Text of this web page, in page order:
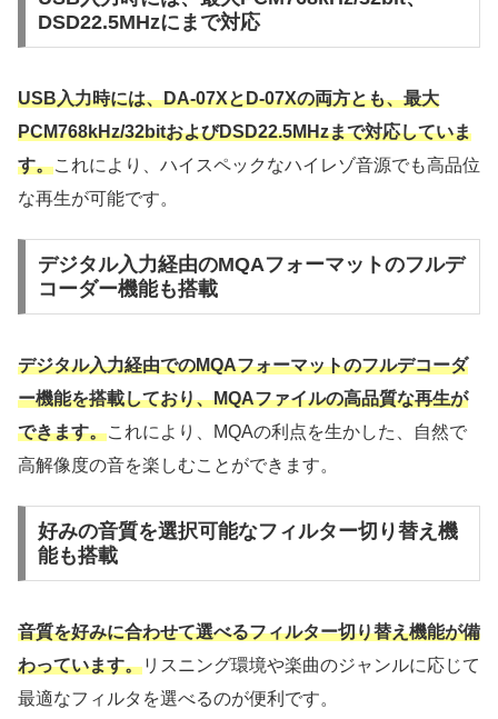
DSD22.5MHzにまで対応
USB入力時には、DA-07XとD-07Xの両方とも、最大
PCM768kHz/32bitおよびDSD22.5MHzまで対応していま
す。これにより、ハイスペックなハイレゾ音源でも高品位
な再生が可能です。
デジタル入力経由のMQAフォーマットのフルデ
コーダー機能も搭載
デジタル入力経由でのMQAフォーマットのフルデコーダ
ー機能を搭載しており、MQAファイルの高品質な再生が
できます。これにより、MQAの利点を生かした、自然で
高解像度の音を楽しむことができます。
好みの音質を選択可能なフィルター切り替え機
能も搭載
音質を好みに合わせて選べるフィルター切り替え機能が備
わっています。リスニング環境や楽曲のジャンルに応じて
最適なフィルタを選べるのが便利です。